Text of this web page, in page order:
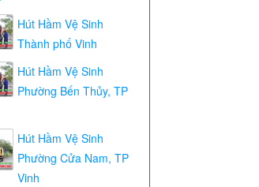
Hút Hầm Vệ Sinh
Thành phố Vinh
Hút Hầm Vệ Sinh
Phường Bến Thủy, TP
Hút Hầm Vệ Sinh
Phường Cửa Nam, TP
Vinh